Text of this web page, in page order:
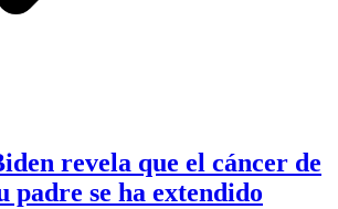
revela que el cáncer de
padre se ha extendido